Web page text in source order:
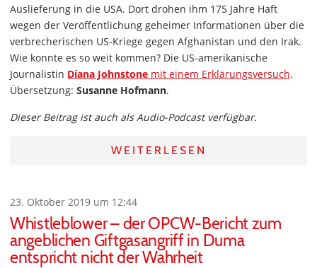
Auslieferung in die USA. Dort drohen ihm 175 Jahre Haft
wegen der Veröffentlichung geheimer Informationen über die
verbrecherischen US-Kriege gegen Afghanistan und den Irak.
Wie konnte es so weit kommen? Die US-amerikanische
Journalistin Diana Johnstone mit einem Erklärungsversuch.
Übersetzung: Susanne Hofmann.
Dieser Beitrag ist auch als Audio-Podcast verfügbar.
WEITERLESEN
23. Oktober 2019 um 12:44
Whistleblower – der OPCW-Bericht zum
angeblichen Giftgasangriff in Duma
entspricht nicht der Wahrheit